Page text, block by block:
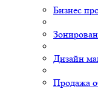
Бизнес
Дизайн
Продажа